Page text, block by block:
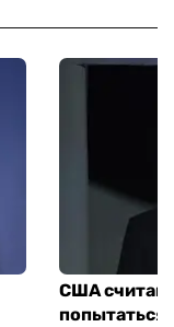
США
попытаться